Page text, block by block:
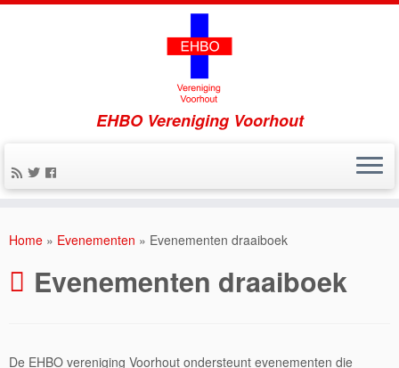
EHBO Vereniging Voorhout
Home » Evenementen » Evenementen draaiboek
Evenementen draaiboek
De EHBO vereniging Voorhout ondersteunt evenementen die